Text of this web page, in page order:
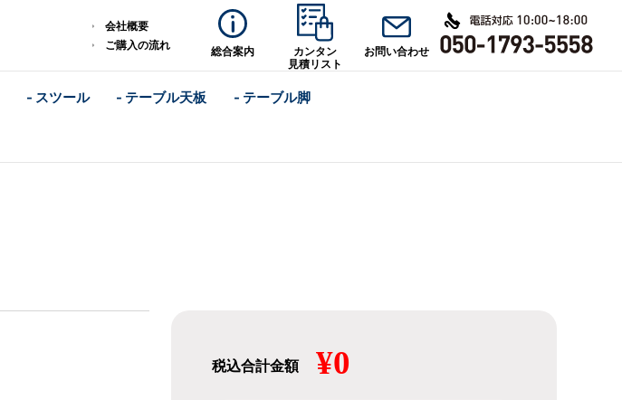
会社概要
ご購入の流れ
総合案内
カンタン
見積リスト
お問い合わせ
- スツール - テーブル天板 - テーブル脚
税込合計金額 ¥0